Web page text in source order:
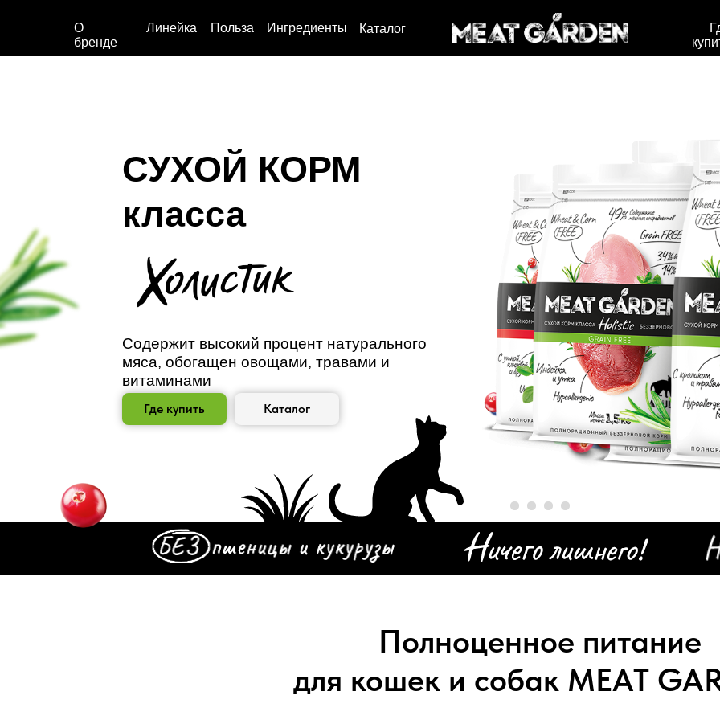
Каталог
О
бренде
Польза
Линейка Ингредиенты
Каталог
СУХОЙ КОРМ
класса
Содержит высокий процент натурального
мяса, обогащен овощами, травами и
витаминами
Где купить
Полноценное питание
для кошек и собак MEAT